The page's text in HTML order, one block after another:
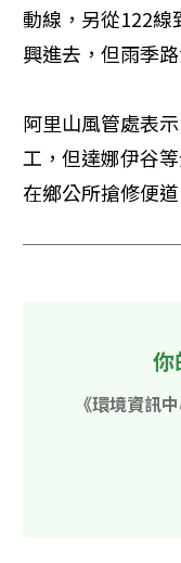
動線，另從122
興進去，但雨季
阿里山風管處表
工，但達娜伊谷
在鄉公所搶修便
你
《環境資訊